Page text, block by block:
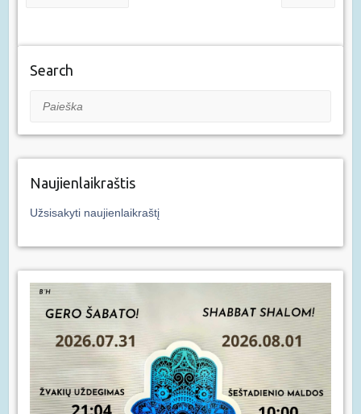
Search
Paieška
Naujienlaikraštis
Užsisakyti naujienlaikraštį